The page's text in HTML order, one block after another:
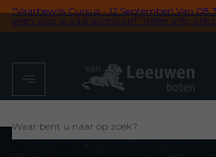
"Vaarbewijs Cursus - 12 September! Van
leren voor je vaaravontuur!" (Meer info, klik
Menu